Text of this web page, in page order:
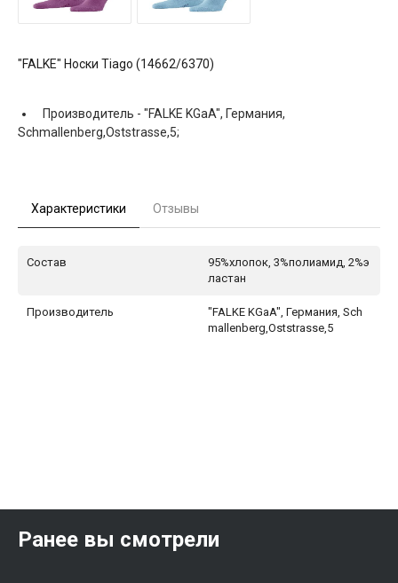
"FALKE" Носки Tiago (14662/6370)
Производитель - "FALKE KGaA", Германия,
Schmallenberg,Oststrasse,5;
Характеристики Отзывы
Состав
95%хлопок, 3%полиамид, 2%э
ластан
Производитель
"FALKE KGaA", Германия, Sch
mallenberg,Oststrasse,5
Ранее вы смотрели